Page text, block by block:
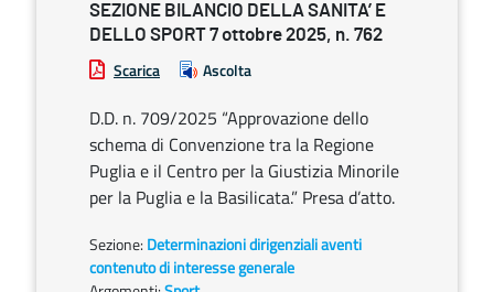
SEZIONE BILANCIO DELLA SANITA’ E
DELLO SPORT 7 ottobre 2025, n. 762
Scarica Ascolta
D.D. n. 709/2025 “Approvazione dello
schema di Convenzione tra la Regione
Puglia e il Centro per la Giustizia Minorile
per la Puglia e la Basilicata.” Presa d’atto.
Sezione: Determinazioni dirigenziali aventi
contenuto di interesse generale